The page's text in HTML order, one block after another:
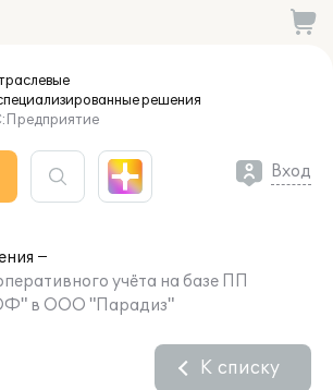
решения
Вход
учёта на базе ПП
в ООО "Парадиз"
К списку